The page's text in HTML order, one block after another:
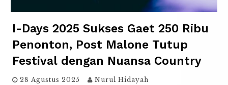
I-Days 2025 Sukses Gaet 250 Ribu
Penonton, Post Malone Tutup
Festival dengan Nuansa Country
28 Agustus 2025 Nurul Hidayah